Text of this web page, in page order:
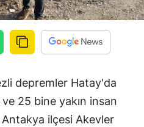
depremler Hatay'da
ve 25 bine yakın insan
ilçesi Akevler